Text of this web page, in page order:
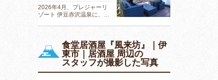
2026年4月、プレジャーリ
ゾート 伊豆赤沢温泉に、…
食堂居酒屋『風来坊』｜伊
東市｜居酒屋 周辺の
スタッフが撮影した写真